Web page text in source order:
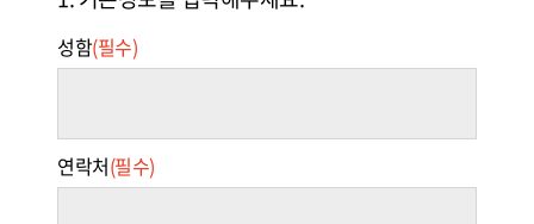
성함(필수)
연락처(필수)